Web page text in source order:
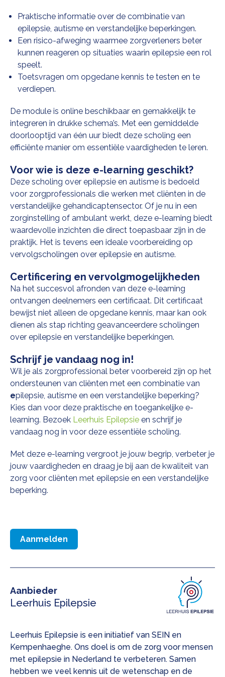
Praktische informatie over de combinatie van
epilepsie, autisme en verstandelijke beperkingen.
Een risico-afweging waarmee zorgverleners beter
kunnen reageren op situaties waarin epilepsie een rol
speelt.
Toetsvragen om opgedane kennis te testen en te
verdiepen.
De module is online beschikbaar en gemakkelijk te
integreren in drukke schema’s. Met een gemiddelde
doorlooptijd van één uur biedt deze scholing een
efficiënte manier om essentiële vaardigheden te leren.
Voor wie is deze e-learning geschikt?
Deze scholing over epilepsie en autisme is bedoeld
voor zorgprofessionals die werken met cliënten in de
verstandelijke gehandicaptensector. Of je nu in een
zorginstelling of ambulant werkt, deze e-learning biedt
waardevolle inzichten die direct toepasbaar zijn in de
praktijk. Het is tevens een ideale voorbereiding op
vervolgscholingen over epilepsie en autisme.
Certificering en vervolgmogelijkheden
Na het succesvol afronden van deze e-learning
ontvangen deelnemers een certificaat. Dit certificaat
bewijst niet alleen de opgedane kennis, maar kan ook
dienen als stap richting geavanceerdere scholingen
over epilepsie en verstandelijke beperkingen.
Schrijf je vandaag nog in!
Wil je als zorgprofessional beter voorbereid zijn op het
ondersteunen van cliënten met een combinatie van
epilepsie, autisme en een verstandelijke beperking?
Kies dan voor deze praktische en toegankelijke e-
learning. Bezoek Leerhuis Epilepsie en schrijf je
vandaag nog in voor deze essentiële scholing.
Met deze e-learning vergroot je jouw begrip, verbeter je
jouw vaardigheden en draag je bij aan de kwaliteit van
zorg voor cliënten met epilepsie en een verstandelijke
beperking.
Aanmelden
Aanbieder
Leerhuis Epilepsie
Leerhuis Epilepsie is een initiatief van SEIN en
Kempenhaeghe. Ons doel is om de zorg voor mensen
met epilepsie in Nederland te verbeteren. Samen
hebben we veel kennis uit de wetenschap en de